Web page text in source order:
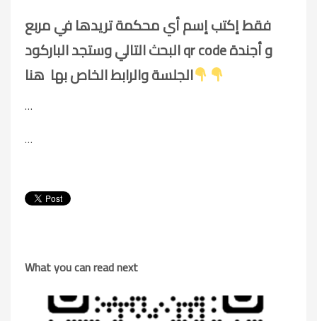
فقط إكتب إسم أي محكمة تريدها في مربع
البحث التالي وستجد الباركود qr code و أجندة
الجلسة والرابط الخاص بها هنا
…
…
What you can read next